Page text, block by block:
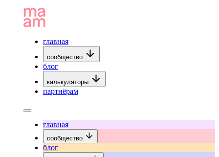
главная
сообщество
блог
калькуляторы
партнёрам
главная
сообщество
блог